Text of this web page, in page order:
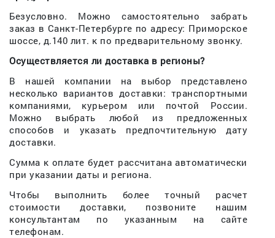
Безусловно. Можно самостоятельно забрать
заказ в Санкт-Петербурге по адресу: Приморское
шоссе, д.140 лит. к по предварительному звонку.
Осуществляется ли доставка в регионы?
В нашей компании на выбор представлено
несколько вариантов доставки: транспортными
компаниями, курьером или почтой России.
Можно выбрать любой из предложенных
способов и указать предпочтительную дату
доставки.
Сумма к оплате будет рассчитана автоматически
при указании даты и региона.
Чтобы выполнить более точный расчет
стоимости доставки, позвоните нашим
консультантам по указанным на сайте
телефонам.